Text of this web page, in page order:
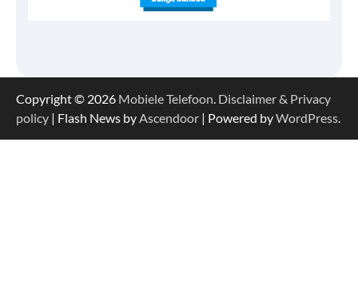
Copyright © 2026 Mobiele Telefoon Disclaimer & Privacy
policy | Flash News by Ascendoor | Powered byWordPress